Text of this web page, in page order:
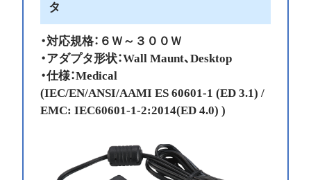
タ
・対応規格：６Ｗ～３００Ｗ
・アダプタ形状：Wall Maunt、Desktop
・仕様：Medical
(IEC/EN/ANSI/AAMI ES 60601-1 (ED 3.1) /
EMC: IEC60601-1-2:2014(ED 4.0) )